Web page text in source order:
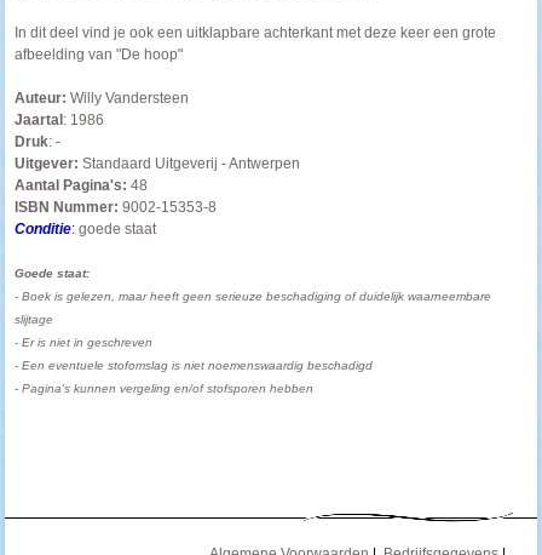
In dit deel vind je ook een uitklapbare achterkant met deze keer een grote
afbeelding van "De hoop"
Auteur: Willy Vandersteen
Jaartal : 1986
Druk: -
Uitgever: Standaard Uitgeverij - Antwerpen
Aantal Pagina's: 48
ISBN Nummer: 9002-15353-8
Conditie: goede staat
Goede staat:
- Boek is gelezen, maar heeft geen serieuze beschadiging of duidelijk waarneembare
slijtage
- Er is niet in geschreven
- Een eventuele stofomslag is niet noemenswaardig beschadigd
- Pagina's kunnen vergeling en/of stofsporen hebben